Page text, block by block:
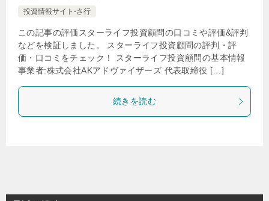
投資情報サイト-さ行
この記事の評価スターライフ投資顧問の口コミや評価&評判
などを検証しました。 スターライフ投資顧問の評判・評
価・口コミをチェック！ スターライフ投資顧問の基本情報
事業者:株式会社AKアドヴァイザーズ 代表取締役 […]
続きを読む